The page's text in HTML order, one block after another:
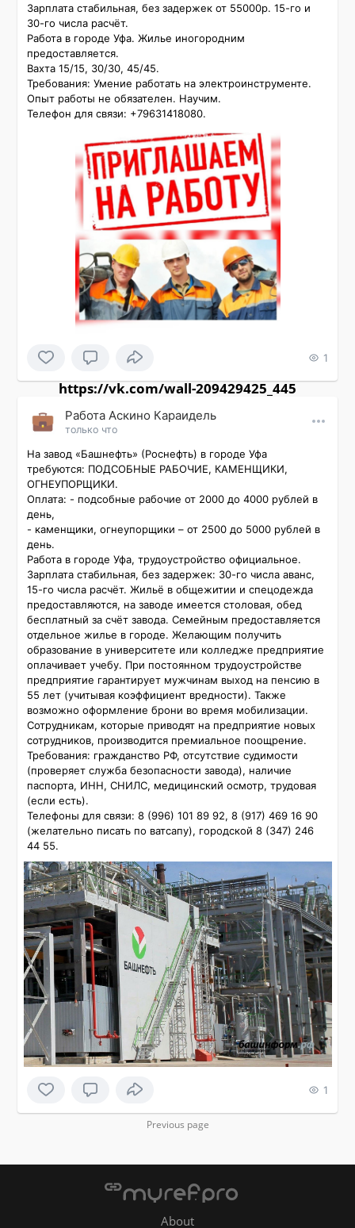
Зарплата стабильная, без задержек от 55000р. 15-го и
30-го числа расчёт.
Работа в городе Уфа. Жилье иногородним
предоставляется.
Вахта 15/15, 30/30, 45/45.
Требования: Умение работать на электроинструменте.
Опыт работы не обязателен. Научим.
Телефон для связи: +79631418080.
1
https://vk.com/wall-209429425_445
Работа Аскино Караидель
только что
На завод «Башнефть» (Роснефть) в городе Уфа
требуются: ПОДСОБНЫЕ РАБОЧИЕ, КАМЕНЩИКИ,
ОГНЕУПОРЩИКИ.
Оплата: - подсобные рабочие от 2000 до 4000 рублей в
день,
- каменщики, огнеупорщики – от 2500 до 5000 рублей в
день.
Работа в городе Уфа, трудоустройство официальное.
Зарплата стабильная, без задержек: 30-го числа аванс,
15-го числа расчёт. Жильё в общежитии и спецодежда
предоставляются, на заводе имеется столовая, обед
бесплатный за счёт завода. Семейным предоставляется
отдельное жилье в городе. Желающим получить
образование в университете или колледже предприятие
оплачивает учебу. При постоянном трудоустройстве
предприятие гарантирует мужчинам выход на пенсию в
55 лет (учитывая коэффициент вредности). Также
возможно оформление брони во время мобилизации.
Сотрудникам, которые приводят на предприятие новых
сотрудников, производится премиальное поощрение.
Требования: гражданство РФ, отсутствие судимости
(проверяет служба безопасности завода), наличие
паспорта, ИНН, СНИЛС, медицинский осмотр, трудовая
(если есть).
Телефоны для связи: 8 (996) 101 89 92, 8 (917) 469 16 90
(желательно писать по ватсапу), городской 8 (347) 246
44 55.
1
Previous page
About